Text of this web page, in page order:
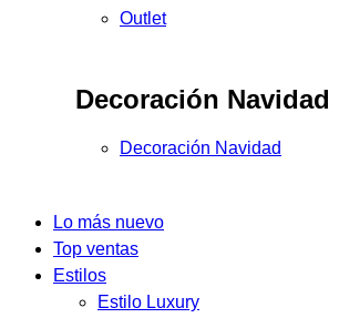
Outlet
Decoración Navidad
Decoración Navidad
Lo más nuevo
Top ventas
Estilos
Estilo Luxury